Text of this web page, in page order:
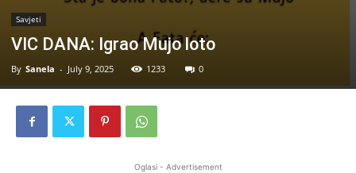
Savjeti
VIC DANA: Igrao Mujo loto
By Sanela - July 9, 2025 1233 0
Oglasi - Advertisement